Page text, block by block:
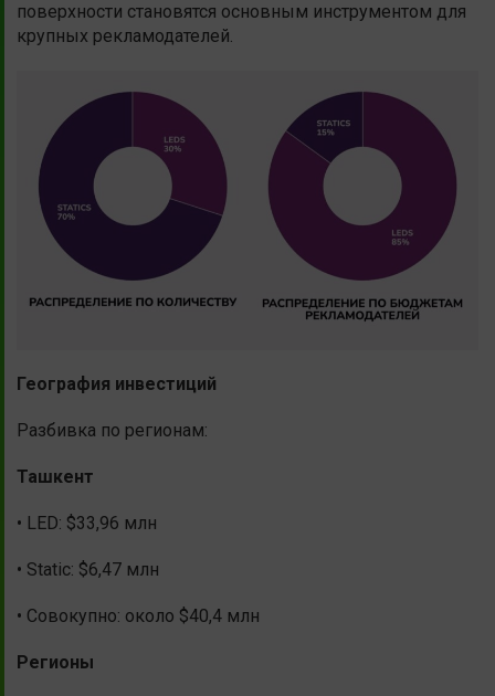
поверхности становятся основным инструментом для
крупных рекламодателей.
География инвестиций
Разбивка по регионам:
Ташкент
• LED: $33,96 млн
• Static: $6,47 млн
• Совокупно: около $40,4 млн
Регионы